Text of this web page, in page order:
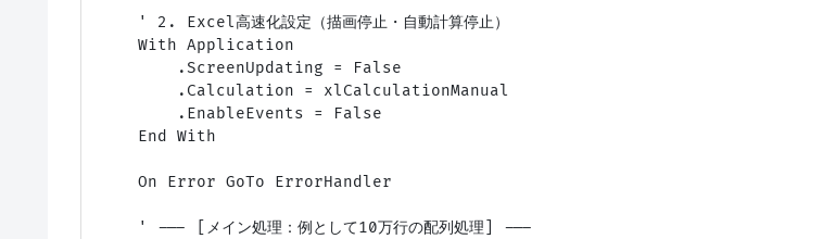
    ' 2. Excel高速化設定（描画停止・自動計算停止）
    With Application
        .ScreenUpdating = False
        .Calculation = xlCalculationManual
        .EnableEvents = False
    End With
    On Error GoTo ErrorHandler
    ' --- [メイン処理：例として10万行の配列処理] ---